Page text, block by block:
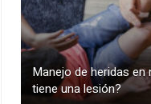
Manejo de heridas en
tiene una lesión?